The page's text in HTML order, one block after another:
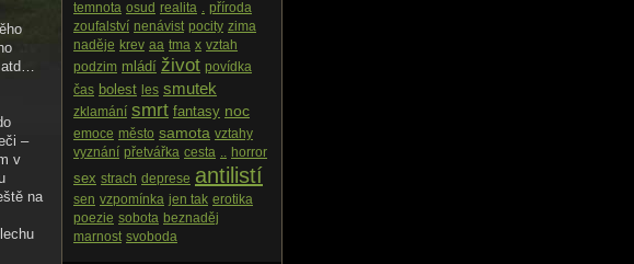
atd…
–
v
na
temnota osud realita . příroda
zoufalství nenávist pocity zima
naděje krev aa tma x vztah
podzim mládí život povídka
čas bolest les smutek
zklamání smrt fantasy noc
emoce město samota vztahy
vyznání přetvářka cesta .. horror
sex strach deprese antilistí
sen vzpomínka jen tak erotika
poezie sobota beznaděj
marnost svoboda